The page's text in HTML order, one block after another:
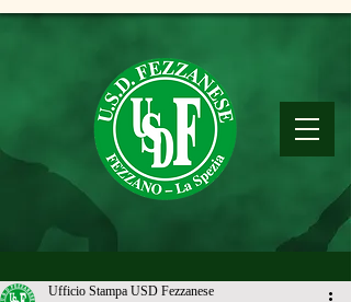
Ufficio Stampa USD Fezzanese